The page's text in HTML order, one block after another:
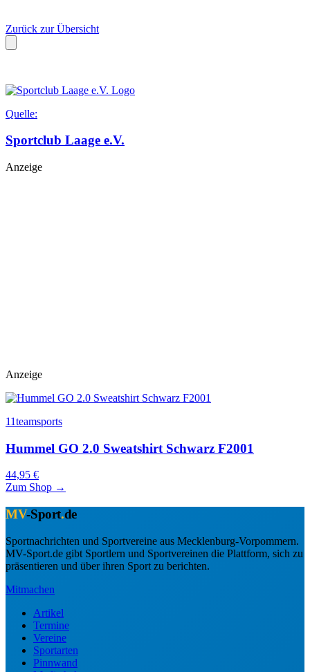
Zurück zur Übersicht
Quelle:
Sportclub Laage e.V.
Anzeige
Anzeige
11teamsports
Hummel GO 2.0 Sweatshirt Schwarz F2001
44,95 €
Zum Shop →
MV-Sport.de
Sportnachrichten und Sportvereine aus Mecklenburg-Vorpommern.
MV-Sport.de gibt Sportlern und Sportvereinen die Plattform, sich zu
präsentieren und über ihren Sport zu berichten.
Mitmachen
Artikel
Termine
Vereine
Sportarten
Pinnwand